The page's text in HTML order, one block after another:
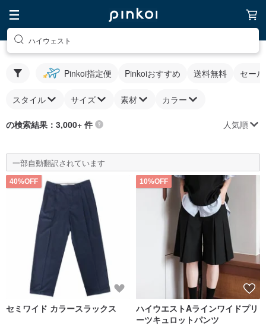
ハイウェスト
Pinkoi指定便 Pinkoiおすすめ 送料無料 セー
スタイル サイズ 素材 カラー
の検索結果：3,000+ 件 人気順
一部自動翻訳されています
40%OFF
セミワイド カラースラックス
10%OFF
ハイウエストAラインワイドプリ
ーツキュロットパンツ